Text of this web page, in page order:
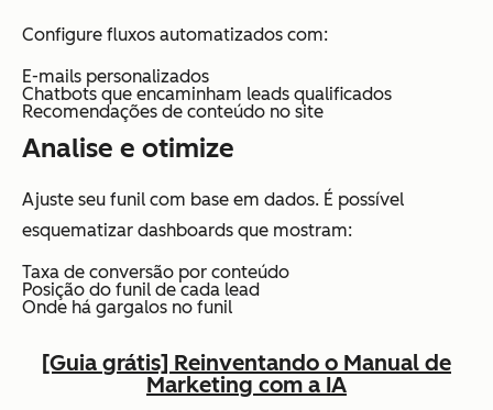
Configure fluxos automatizados com:
E-mails personalizados
Chatbots que encaminham leads qualificados
Recomendações de conteúdo no site
Analise e otimize
Ajuste seu funil com base em dados. É possível
esquematizar dashboards que mostram:
Taxa de conversão por conteúdo
Posição do funil de cada lead
Onde há gargalos no funil
[Guia grátis] Reinventando o Manual de
Marketing com a IA